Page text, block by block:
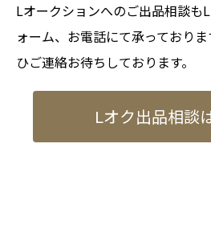
Lオークションへのご出品相談も
ォーム、お電話にて承っており
ひご連絡お待ちしております。
Lオク出品相談